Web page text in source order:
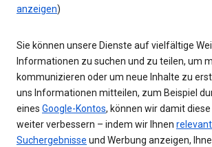
anzeigen)
Sie können unsere Dienste auf vielfältige
Informationen zu suchen und zu teilen, um
kommunizieren oder um neue Inhalte zu
uns Informationen mitteilen, zum Beispiel
eines Google-Kontos, können wir damit
weiter verbessern – indem wir Ihnen
Suchergebnisse und Werbung anzeigen,